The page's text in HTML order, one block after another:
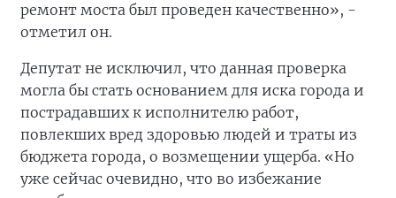
ремонт моста был проведен качественно», -
отметил он.
Депутат не исключил, что данная проверка
могла бы стать основанием для иска города и
пострадавших к исполнителю работ,
повлекших вред здоровью людей и траты из
бюджета города, о возмещении ущерба. «Но
уже сейчас очевидно, что во избежание